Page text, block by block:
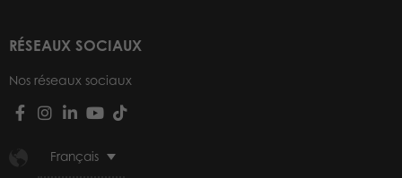
RÉSEAUX SOCIAUX
Nos réseaux sociaux
Français